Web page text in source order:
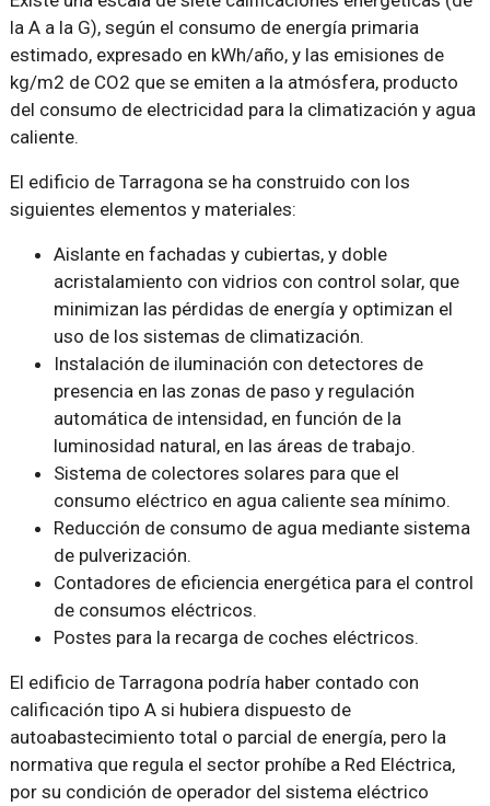
la A a la G), según el consumo de energía primaria
estimado, expresado en kWh/año, y las emisiones de
kg/m2 de CO2 que se emiten a la atmósfera, producto
del consumo de electricidad para la climatización y agua
caliente.
El edificio de Tarragona se ha construido con los
siguientes elementos y materiales:
Aislante en fachadas y cubiertas, y doble
acristalamiento con vidrios con control solar, que
minimizan las pérdidas de energía y optimizan el
uso de los sistemas de climatización.
Instalación de iluminación con detectores de
presencia en las zonas de paso y regulación
automática de intensidad, en función de la
luminosidad natural, en las áreas de trabajo.
Sistema de colectores solares para que el
consumo eléctrico en agua caliente sea mínimo.
Reducción de consumo de agua mediante sistema
de pulverización.
Contadores de eficiencia energética para el control
de consumos eléctricos.
Postes para la recarga de coches eléctricos.
El edificio de Tarragona podría haber contado con
calificación tipo A si hubiera dispuesto de
autoabastecimiento total o parcial de energía, pero la
normativa que regula el sector prohíbe a Red Eléctrica,
por su condición de operador del sistema eléctrico